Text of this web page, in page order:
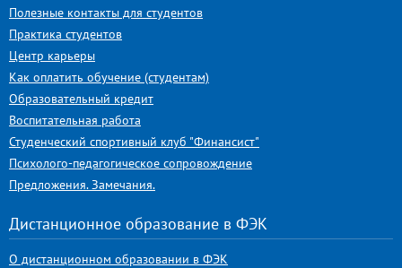
Полезные контакты для студентов
Практика студентов
Центр карьеры
Как оплатить обучение (студентам)
Образовательный кредит
Воспитательная работа
Студенческий спортивный клуб "Финансист"
Психолого-педагогическое сопровождение
Предложения. Замечания.
Дистанционное образование в ФЭК
О дистанционном образовании в ФЭК